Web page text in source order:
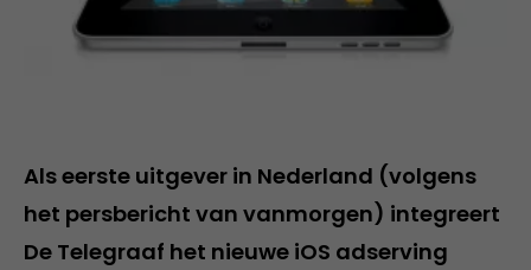
Als eerste uitgever in Nederland (volgens
het persbericht van vanmorgen) integreert
De Telegraaf het nieuwe iOS adserving